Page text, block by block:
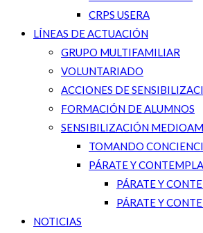
CRPS USERA
LÍNEAS DE ACTUACIÓN
GRUPO MULTIFAMILIAR
VOLUNTARIADO
ACCIONES DE
FORMACIÓN DE ALUMNOS
SENSIBILIZACIÓN
TOMANDO
PÁRATE Y CONTEMPLA
PÁRATE Y
PÁRATE Y
NOTICIAS